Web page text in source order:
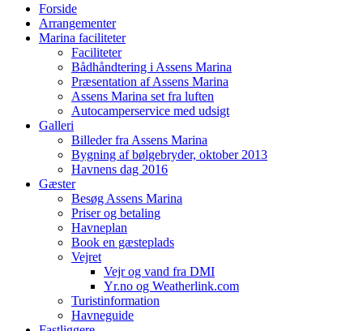
Forside
Arrangementer
Marina faciliteter
Faciliteter
Bådhåndtering i Assens Marina
Præsentation af Assens Marina
Assens Marina set fra luften
Autocamperservice med udsigt
Galleri
Billeder fra Assens Marina
Bygning af bølgebryder, oktober 2013
Havnens dag 2016
Gæster
Besøg Assens Marina
Priser og betaling
Havneplan
Book en gæsteplads
Vejret
Vejr og vand fra DMI
Yr.no og Weatherlink.com
Turistinformation
Havneguide